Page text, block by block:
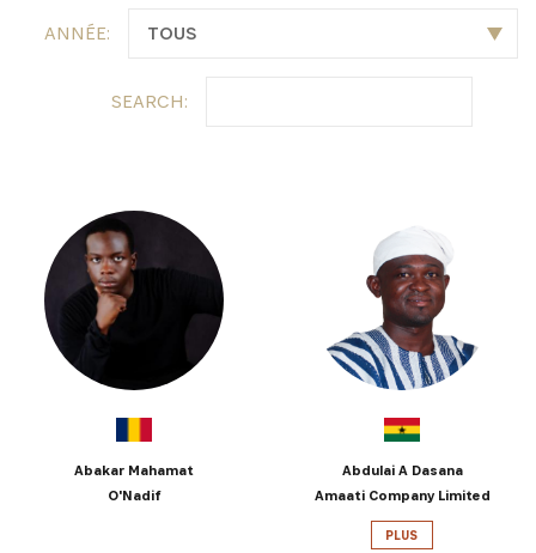
ANNÉE:
SEARCH:
Abakar Mahamat
O'Nadif
Abdulai A Dasana
Amaati Company Limited
PLUS